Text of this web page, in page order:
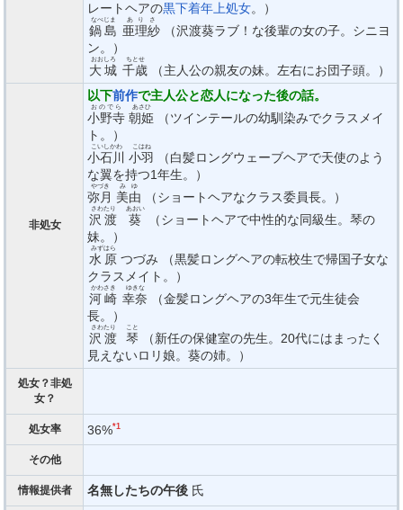
レートヘアの黒下着年上処女。）
鍋島
なべじま
亜理紗
ありさ
（沢渡葵ラブ！な後輩の女の子。シニヨ
ン。）
大城
おおしろ
千歳
ちとせ
（主人公の親友の妹。左右にお団子頭。）
非処女
以下前作で主人公と恋人になった後の話。
小野寺
おのでら
朝姫
あさひ
（ツインテールの幼馴染みでクラスメイ
ト。）
小石川
こいしかわ
小羽
こはね
（白髪ロングウェーブヘアで天使のよう
な翼を持つ1年生。）
弥月
やづき
美由
みゆ
（ショートヘアなクラス委員長。）
沢渡
さわたり
葵
あおい
（ショートヘアで中性的な同級生。琴の
妹。）
水原
みずはら
つづみ （黒髪ロングヘアの転校生で帰国子女な
クラスメイト。）
河崎
かわさき
幸奈
ゆきな
（金髪ロングヘアの3年生で元生徒会
長。）
沢渡
さわたり
琴
こと
（新任の保健室の先生。20代にはまったく
見えないロリ娘。葵の姉。）
処女？非処
女？
処女率 36%*1
その他
情報提供者 名無したちの午後 氏